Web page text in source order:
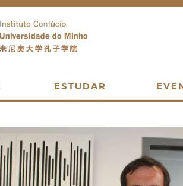
ESTUDAR